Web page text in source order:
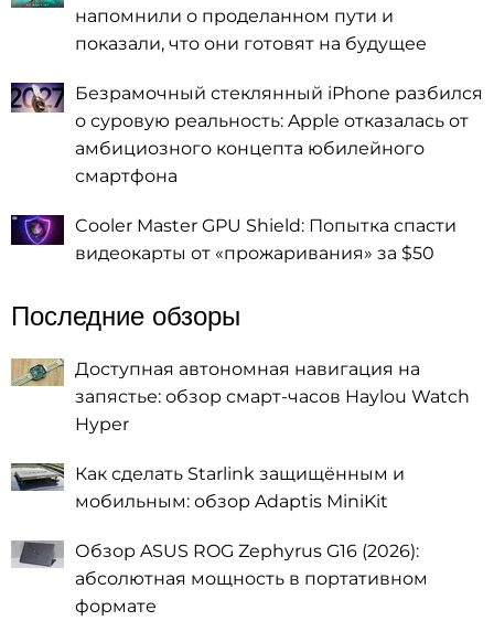
напомнили о проделанном пути и
показали, что они готовят на будущее
Безрамочный стеклянный iPhone разбился
о суровую реальность: Apple отказалась от
амбициозного концепта юбилейного
смартфона
Cooler Master GPU Shield: Попытка спасти
видеокарты от «прожаривания» за $50
Последние обзоры
Доступная автономная навигация на
запястье: обзор смарт-часов Haylou Watch
Hyper
Как сделать Starlink защищённым и
мобильным: обзор Adaptis MiniKit
Обзор ASUS ROG Zephyrus G16 (2026):
абсолютная мощность в портативном
формате